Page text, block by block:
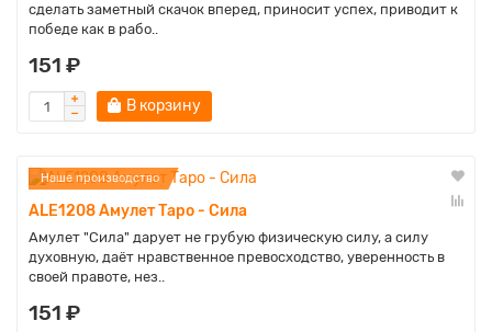
сделать заметный скачок вперед, приносит успех, приводит к
победе как в рабо..
151 ₽
В корзину
Наше производство
ALE1208 Амулет Таро - Сила
Амулет "Сила" дарует не грубую физическую силу, а силу
духовную, даёт нравственное превосходство, уверенность в
своей правоте, нез..
151 ₽